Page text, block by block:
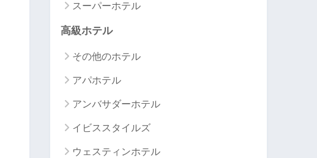
スーパーホテル
高級ホテル
その他のホテル
アパホテル
アンバサダーホテル
イビススタイルズ
ウェスティンホテル